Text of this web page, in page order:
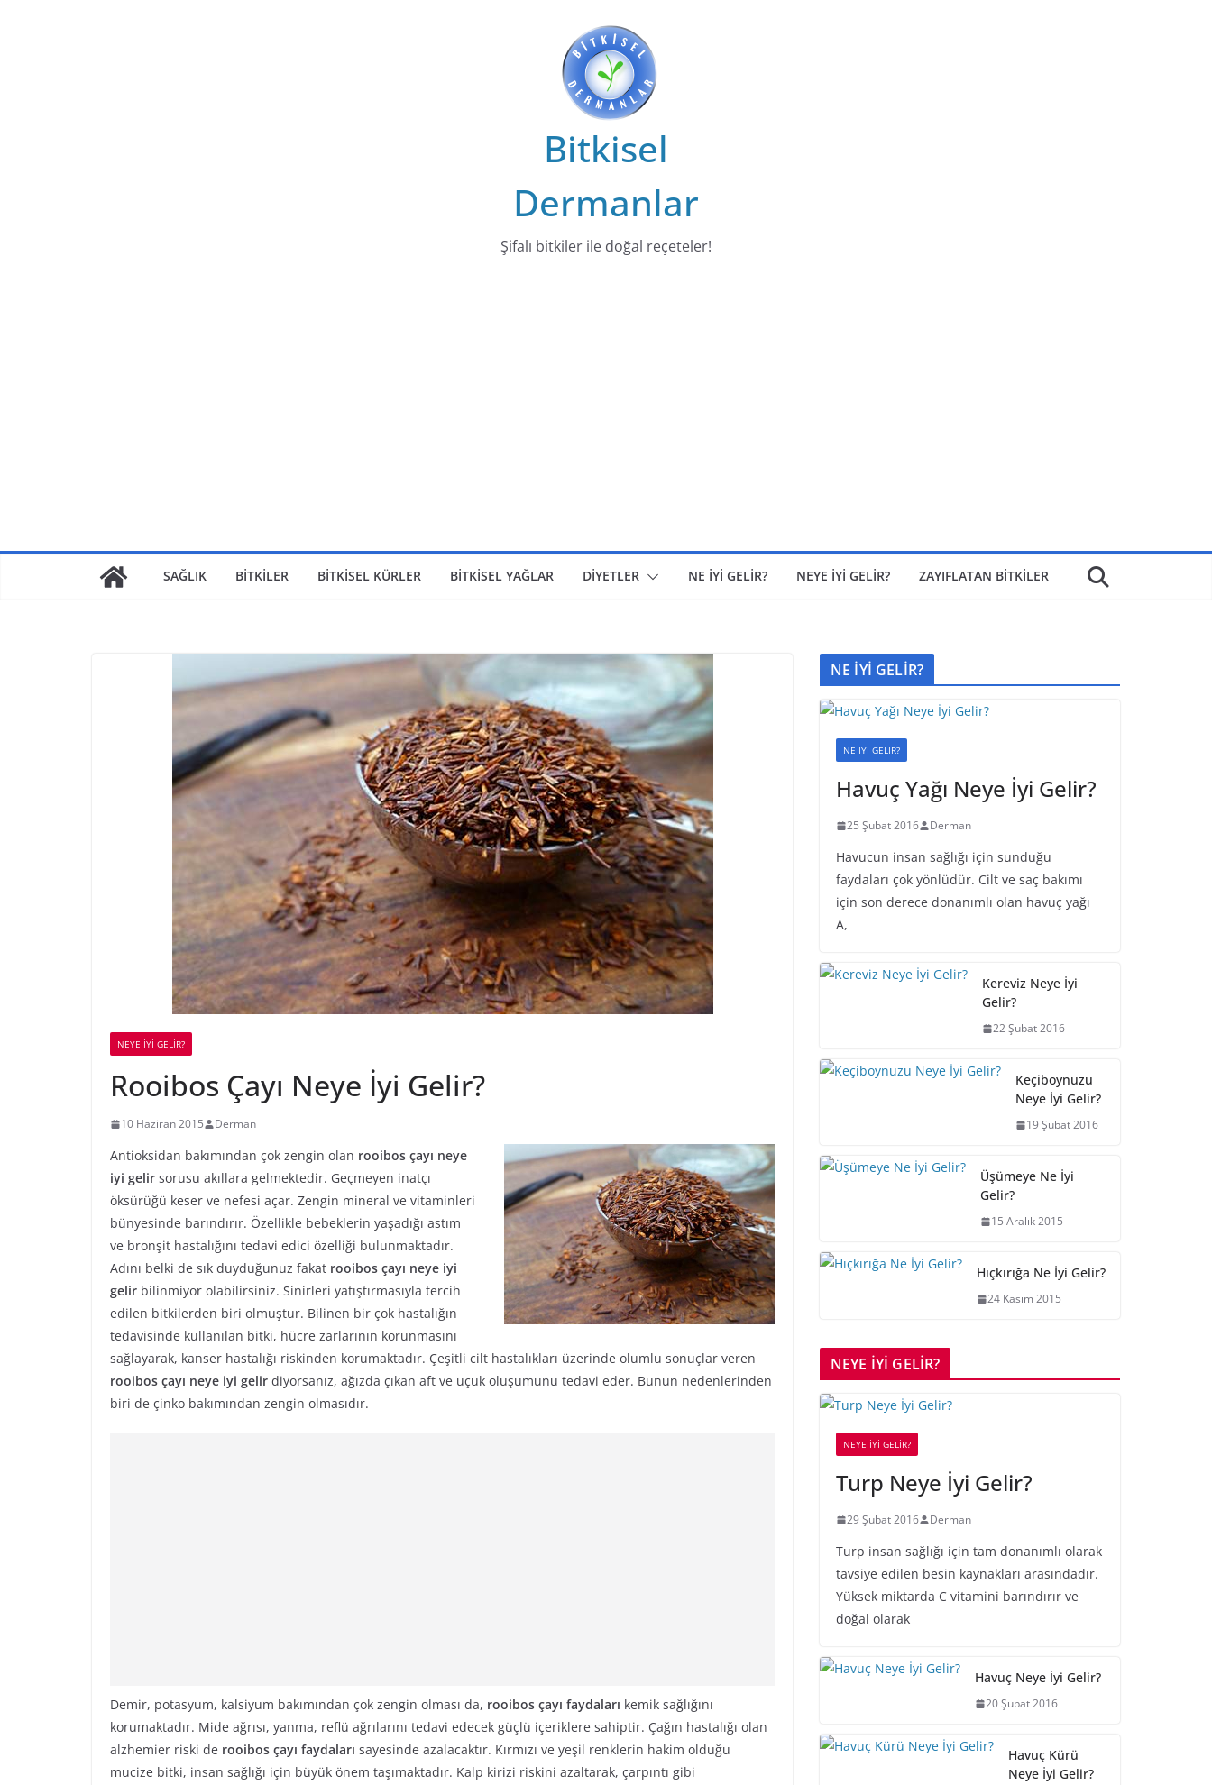
Bitkisel
Dermanlar
Şifalı bitkiler ile doğal reçeteler!
SAĞLIK BİTKİLER BİTKİSEL KÜRLER BİTKİSEL YAĞLAR DİYETLER NE İYİ GELİR? NEYE İYİ GELİR? ZAYIFLATAN BİTKİLER
NEYE İYİ GELİR?
Rooibos Çayı Neye İyi Gelir?
10 Haziran 2015 Derman
Antioksidan bakımından çok zengin olan rooibos çayı neye
iyi gelir sorusu akıllara gelmektedir. Geçmeyen inatçı
öksürüğü keser ve nefesi açar. Zengin mineral ve vitaminleri
bünyesinde barındırır. Özellikle bebeklerin yaşadığı astım
ve bronşit hastalığını tedavi edici özelliği bulunmaktadır.
Adını belki de sık duyduğunuz fakat rooibos çayı neye iyi
gelir bilinmiyor olabilirsiniz. Sinirleri yatıştırmasıyla tercih
edilen bitkilerden biri olmuştur. Bilinen bir çok hastalığın
tedavisinde kullanılan bitki, hücre zarlarının korunmasını
sağlayarak, kanser hastalığı riskinden korumaktadır. Çeşitli cilt hastalıkları üzerinde olumlu sonuçlar veren
rooibos çayı neye iyi gelir diyorsanız, ağızda çıkan aft ve uçuk oluşumunu tedavi eder. Bunun nedenlerinden
biri de çinko bakımından zengin olmasıdır.
Demir, potasyum, kalsiyum bakımından çok zengin olması da, rooibos çayı faydaları kemik sağlığını
korumaktadır. Mide ağrısı, yanma, reflü ağrılarını tedavi edecek güçlü içeriklere sahiptir. Çağın hastalığı olan
alzhemier riski de rooibos çayı faydaları sayesinde azalacaktır. Kırmızı ve yeşil renklerin hakim olduğu
mucize bitki, insan sağlığı için büyük önem taşımaktadır. Kalp kirizi riskini azaltarak, çarpıntı gibi
NE İYİ GELİR?
NE İYİ GELİR?
Havuç Yağı Neye İyi Gelir?
25 Şubat 2016 Derman
Havucun insan sağlığı için sunduğu
faydaları çok yönlüdür. Cilt ve saç bakımı
için son derece donanımlı olan havuç yağı
A,
Kereviz Neye İyi
Gelir?
22 Şubat 2016
Keçiboynuzu
Neye İyi Gelir?
19 Şubat 2016
Üşümeye Ne İyi
Gelir?
15 Aralık 2015
Hıçkırığa Ne İyi Gelir?
24 Kasım 2015
NEYE İYİ GELİR?
NEYE İYİ GELİR?
Turp Neye İyi Gelir?
29 Şubat 2016 Derman
Turp insan sağlığı için tam donanımlı olarak
tavsiye edilen besin kaynakları arasındadır.
Yüksek miktarda C vitamini barındırır ve
doğal olarak
Havuç Neye İyi Gelir?
20 Şubat 2016
Havuç Kürü
Neye İyi Gelir?